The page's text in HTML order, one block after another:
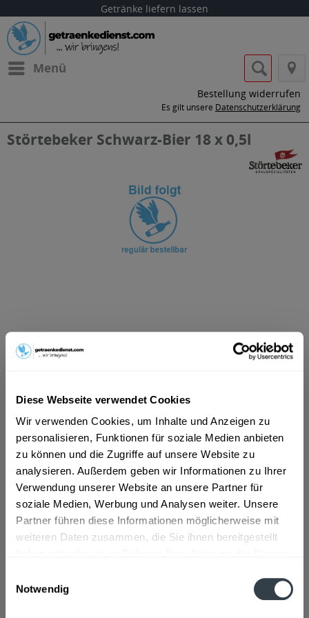
Diese Webseite verwendet Cookies
Wir verwenden Cookies, um Inhalte und Anzeigen zu
personalisieren, Funktionen für soziale Medien anbieten
zu können und die Zugriffe auf unsere Website zu
analysieren. Außerdem geben wir Informationen zu Ihrer
Verwendung unserer Website an unsere Partner für
soziale Medien, Werbung und Analysen weiter. Unsere
Partner führen diese Informationen möglicherweise mit
weiteren Daten zusammen, die Sie ihnen bereitgestellt
Notwendig
Getränke liefern lassen
Menü
Bestellung widerrufen
Es gilt unsere Datenschutzerklärung
Störtebeker Schwarz-Bier 18 x 0,5l
ab 20,49 € *
Inhalt:
9 Liter (2,28 € * / 1 Liter)
MEHRWEG
In den Warenkorb
Artikel-Nr.:
33816
Verfügbar in: